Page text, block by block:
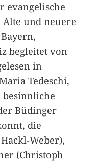
evangelische
und neuere
begleitet von
in
Tedeschi,
besinnliche
Büdinger
die
Weber),
(Christoph